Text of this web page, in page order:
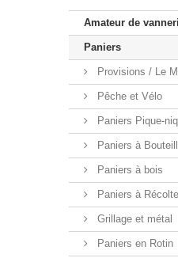
Amateur de
Paniers
Provisions / Le
Pêche et Vélo
Paniers Pique-
Paniers à
Paniers à bois
Paniers à Récolte
Grillage et métal
Paniers en Rotin